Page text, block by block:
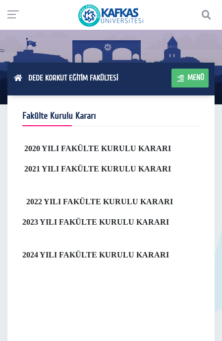
DEDE KORKUT EĞİTİM FAKÜLTESİ MENÜ
Fakülte Kurulu Kararı
2020 YILI FAKÜLTE KURULU KARARI
2021 YILI FAKÜLTE KURULU KARARI
2022 YILI FAKÜLTE KURULU KARARI
2023 YILI FAKÜLTE KURULU KARARI
2024 YILI FAKÜLTE KURULU KARARI